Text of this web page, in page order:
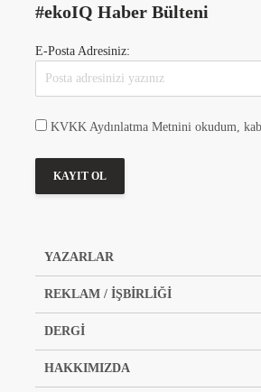
#ekoIQ Haber Bülteni
E-Posta Adresiniz:
KVKK Aydınlatma Metnini okudum,
YAZARLAR
REKLAM / İŞBİRLİĞİ
DERGİ
HAKKIMIZDA